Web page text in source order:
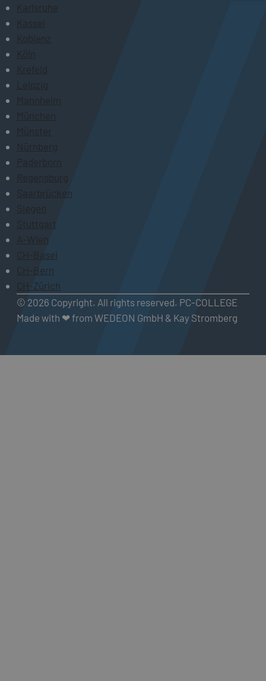
Karlsruhe
Kassel
Koblenz
Köln
Krefeld
Leipzig
Mannheim
München
Münster
Nürnberg
Paderborn
Regensburg
Saarbrücken
Siegen
Stuttgart
A-Wien
CH-Basel
CH-Bern
CH-Zürich
© 2026 Copyright. All rights reserved. PC-COLLEGE
Made with ❤ from WEDEON GmbH & Kay Stromberg